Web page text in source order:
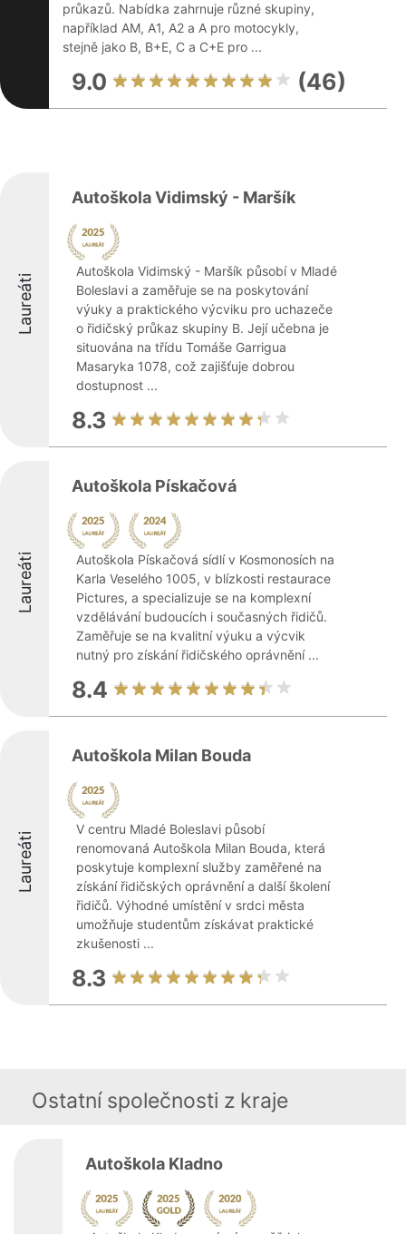
průkazů. Nabídka zahrnuje různé skupiny,
například AM, A1, A2 a A pro motocykly,
stejně jako B, B+E, C a C+E pro ...
9.0 (46)
Laureáti
Autoškola Vidimský - Maršík
Autoškola Vidimský - Maršík působí v Mladé
Boleslavi a zaměřuje se na poskytování
výuky a praktického výcviku pro uchazeče
o řidičský průkaz skupiny B. Její učebna je
situována na třídu Tomáše Garrigua
Masaryka 1078, což zajišťuje dobrou
dostupnost ...
8.3
Laureáti
Autoškola Pískačová
Autoškola Pískačová sídlí v Kosmonosích na
Karla Veselého 1005, v blízkosti restaurace
Pictures, a specializuje se na komplexní
vzdělávání budoucích i současných řidičů.
Zaměřuje se na kvalitní výuku a výcvik
nutný pro získání řidičského oprávnění ...
8.4
Laureáti
Autoškola Milan Bouda
V centru Mladé Boleslavi působí
renomovaná Autoškola Milan Bouda, která
poskytuje komplexní služby zaměřené na
získání řidičských oprávnění a další školení
řidičů. Výhodné umístění v srdci města
umožňuje studentům získávat praktické
zkušenosti ...
8.3
Ostatní společnosti z kraje
Autoškola Kladno